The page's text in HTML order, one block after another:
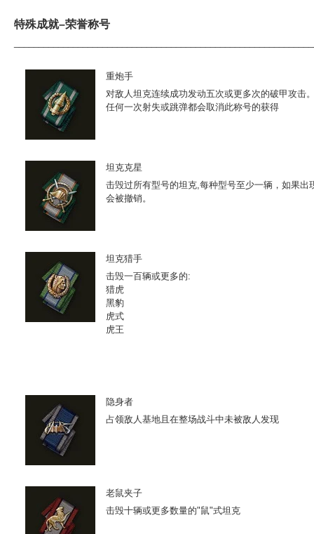
特殊成就–荣誉称号
重炮手
对敌人坦克连续成功发动五次或更多次的破甲攻击
任何一次射失或跳弹都会取消此称号的获得
坦克克星
击毁过所有型号的坦克,每种型号至少一辆，如果出
会被撤销。
坦克猎手
击毁一百辆或更多的:
猎虎
黑豹
虎式
虎王
隐身者
占领敌人基地且在整场战斗中未被敌人发现
老鼠夹子
击毁十辆或更多数量的"鼠"式坦克